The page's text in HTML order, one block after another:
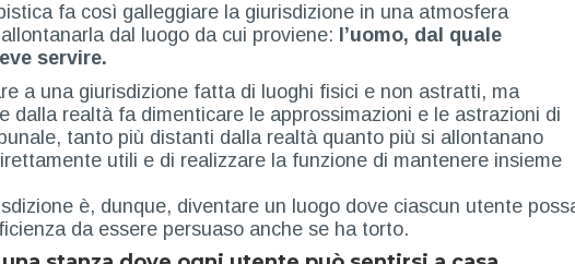
fa così galleggiare la giurisdizione in una atmosfera
dal luogo da cui proviene: l’uomo, dal quale
servire.
a una giurisdizione fatta di luoghi fisici e non astratti, ma
dalla realtà fa dimenticare le approssimazioni e le astrazioni di
tanto più distanti dalla realtà quanto più si allontanano
utili e di realizzare la funzione di mantenere insieme
è, dunque, diventare un luogo dove ciascun utente
da essere persuaso anche se ha torto.